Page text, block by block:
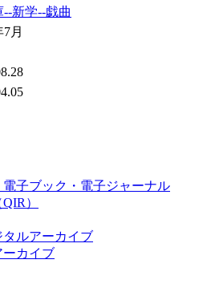
--新学--戯曲
7月
電子ブック・電子ジャーナル
）
ルアーカイブ
ーカイブ